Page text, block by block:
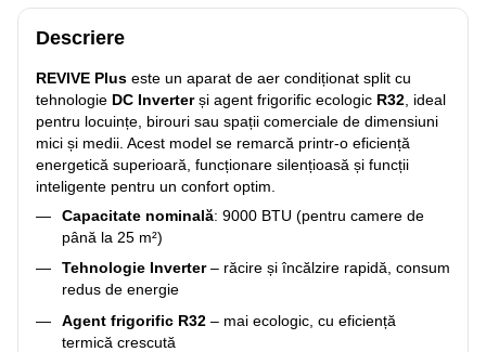
Descriere
REVIVE Plus este un aparat de aer condiționat split cu
tehnologie DC Inverterși agent frigorific ecologic R32 , ideal
pentru locuințe, birouri sau spații comerciale de dimensiuni
mici și medii. Acest model se remarcă printr-o eficiență
energetică superioară, funcționare silențioasă și funcții
inteligente pentru un confort optim.
Capacitate nominală: 9000 BTU (pentru camere de
până la 25 m²)
Tehnologie Inverter– răcire și încălzire rapidă, consum
redus de energie
Agent frigorific R32 – mai ecologic, cu eficiență
termică crescută